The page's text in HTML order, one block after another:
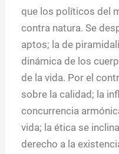
que los políticos del
contra natura. Se
aptos; la de
dinámica de los
de la vida. Por el
sobre la calidad; la
concurrencia
vida; la ética se
derecho a la